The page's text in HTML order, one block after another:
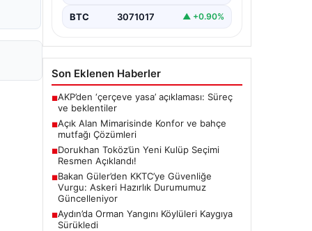
BTC 3071017 ▲ +0.90%
Son Eklenen Haberler
■AKP’den ‘çerçeve yasa’ açıklaması: Süreç
ve beklentiler
■Açık Alan Mimarisinde Konfor ve bahçe
mutfağı Çözümleri
■Dorukhan Toköz’ün Yeni Kulüp Seçimi
Resmen Açıklandı!
■Bakan Güler’den KKTC’ye Güvenliğe
Vurgu: Askeri Hazırlık Durumumuz
Güncelleniyor
■Aydın’da Orman Yangını Köylüleri Kaygıya
Sürükledi